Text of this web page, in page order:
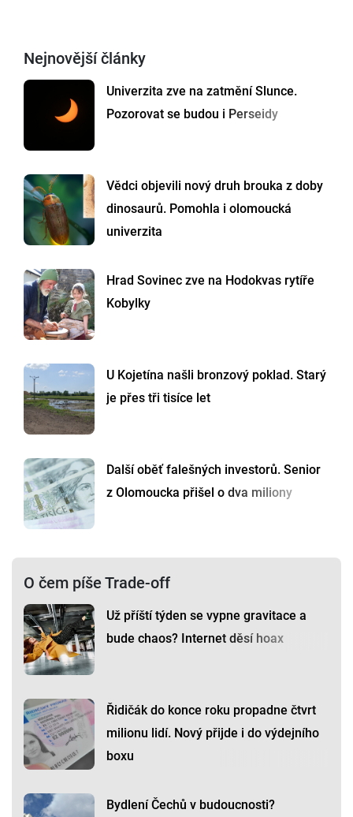
Nejnovější články
Univerzita zve na zatmění Slunce.
Pozorovat se budou i Perseidy
Vědci objevili nový druh brouka z doby
dinosaurů. Pomohla i olomoucká
univerzita
Hrad Sovinec zve na Hodokvas rytíře
Kobylky
U Kojetína našli bronzový poklad. Starý
je přes tři tisíce let
Další oběť falešných investorů. Senior
z Olomoucka přišel o dva miliony
O čem píše Trade-off
Už příští týden se vypne gravitace a
bude chaos? Internet děsí hoax
Řidičák do konce roku propadne čtvrt
milionu lidí. Nový přijde i do výdejního
boxu
Bydlení Čechů v budoucnosti?